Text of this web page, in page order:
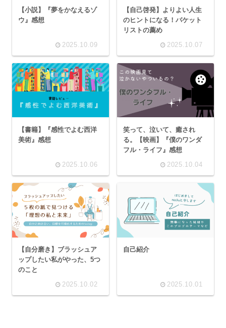
【小説】『夢をかなえるゾ
ウ』感想
2025.10.09
【自己啓発】よりよい人生
のヒントになる！バケット
リストの薦め
2025.10.07
【書籍】『感性でよむ西洋
美術』感想
2025.10.06
笑って、泣いて、癒され
る。【映画】『僕のワンダ
フル・ライフ』感想
2025.10.04
【自分磨き】ブラッシュア
ップしたい私がやった、5つ
のこと
2025.10.02
自己紹介
2025.10.01